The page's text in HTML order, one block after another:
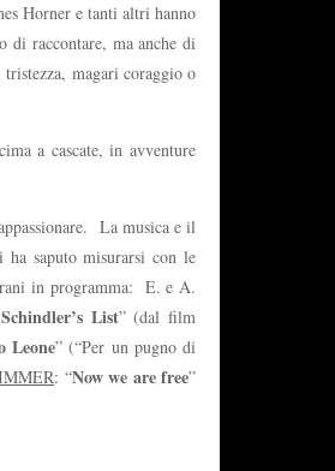
Horner e tanti altri hanno
di raccontare, ma anche di
magari coraggio o
a cascate, in avventure
La musica e il
saputo misurarsi con le
in programma: E. e A.
List” (dal film
Leone” (“Per un pugno di
: “Now we are free”